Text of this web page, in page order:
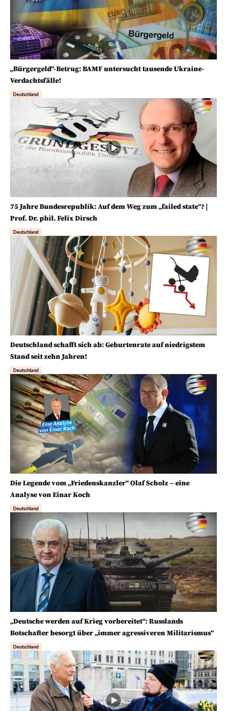
„Bürgergeld“-Betrug: BAMF untersucht tausende Ukraine-
Verdachtsfälle!
Deutschland
75 Jahre Bundesrepublik: Auf dem Weg zum „failed state“? |
Prof. Dr. phil. Felix Dirsch
Deutschland
Deutschland schafft sich ab: Geburtenrate auf niedrigstem
Stand seit zehn Jahren!
Deutschland
Die Legende vom „Friedenskanzler“ Olaf Scholz – eine
Analyse von Einar Koch
Deutschland
„Deutsche werden auf Krieg vorbereitet“: Russlands
Botschafter besorgt über „immer agressiveren Militarismus“
Deutschland